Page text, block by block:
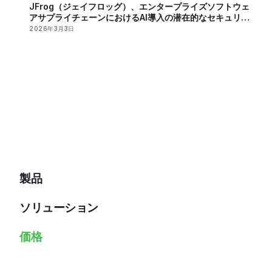
JFrog（ジェイフロッグ）、エンタープライズソフトウェ
アサプライチェーンにおけるAI導入の潜在的なセキュリテ
ィーリスクを報告
2026年3月3日
製品
ソリューション
価格